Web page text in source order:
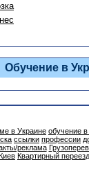
Обучение в
в Украине обучение
ссылки профессии
реклама
Квартирный